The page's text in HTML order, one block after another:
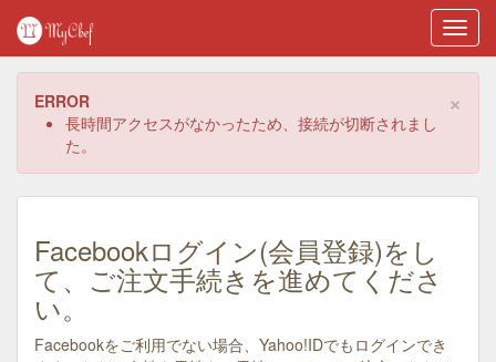
×
ERROR
長時間アクセスがなかったため、接続が切断されまし
た。
Facebookログイン(会員登録)をし
て、ご注文手続きを進めてくださ
い。
Facebookをご利用でない場合、Yahoo!IDでもログインでき